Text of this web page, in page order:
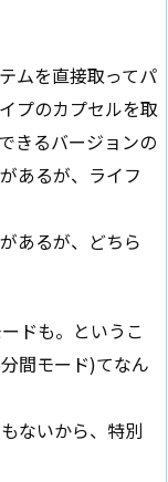
ムを直接取ってパ
プのカプセルを取
きるバージョンの
あるが、ライフ
あるが、どちら
ドも。というこ
間モード)てなん
ないから、特別